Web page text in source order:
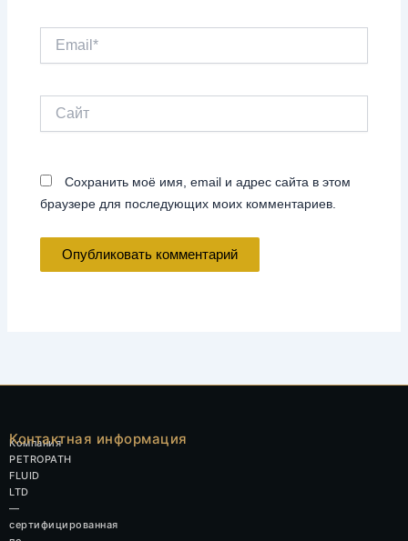
Сохранить моё имя, email и адрес сайта в этом
браузере для последующих моих комментариев.
Компания
PETROPATH
FLUID
LTD
—
сертифицированная
Контактная информация